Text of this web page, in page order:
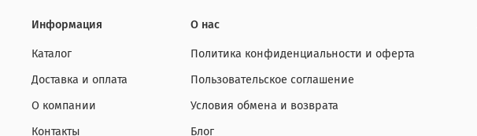
Информация
Каталог
Доставка и оплата
О компании
Контакты
О нас
Политика конфиденциальности и оферта
Пользовательское соглашение
Условия обмена и возврата
Блог